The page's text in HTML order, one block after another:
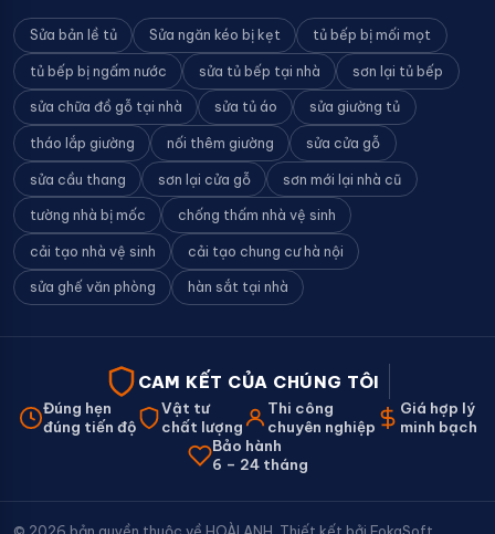
Sửa bản lề tủ Sửa ngăn kéo bị kẹt tủ bếp bị mối mọt
tủ bếp bị ngấm nước sửa tủ bếp tại nhà sơn lại tủ bếp
sửa chữa đồ gỗ tại nhà sửa tủ áo sửa giường tủ
tháo lắp giường nối thêm giường sửa cửa gỗ
sửa cầu thang sơn lại cửa gỗ sơn mới lại nhà cũ
tường nhà bị mốc chống thấm nhà vệ sinh
cải tạo nhà vệ sinh cải tạo chung cư hà nội
sửa ghế văn phòng hàn sắt tại nhà
CAM KẾT CỦA CHÚNG TÔI
Đúng hẹn
đúng tiến độ
Vật tư
chất lượng
Thi công
chuyên nghiệp
Giá hợp lý
minh bạch
Bảo hành
6 – 24 tháng